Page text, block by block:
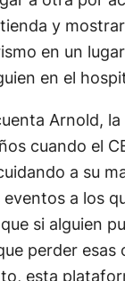
y
en un
en el
Arnold, la
cuando el
a su
a los
si alguien
perder esas
esta